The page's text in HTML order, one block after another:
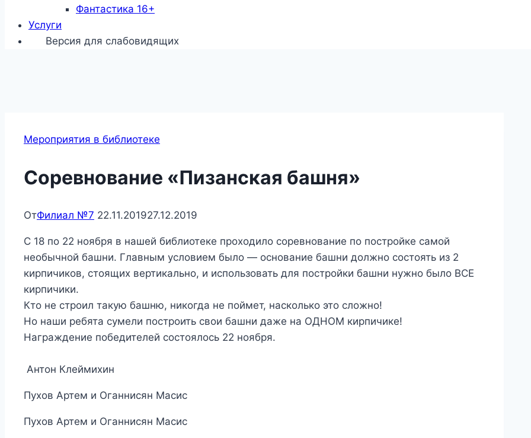
Фантастика 16+
Услуги
Версия для слабовидящих
Мероприятия в библиотеке
Соревнование «Пизанская башня»
ОтФилиал №7 22.11.201927.12.2019
С 18 по 22 ноября в нашей библиотеке проходило соревнование по постройке самой
необычной башни. Главным условием было — основание башни должно состоять из 2
кирпичиков, стоящих вертикально, и использовать для постройки башни нужно было ВСЕ
кирпичики.
Кто не строил такую башню, никогда не поймет, насколько это сложно!
Но наши ребята сумели построить свои башни даже на ОДНОМ кирпичике!
Награждение победителей состоялось 22 ноября.
Антон Клеймихин
Пухов Артем и Оганнисян Масис
Пухов Артем и Оганнисян Масис